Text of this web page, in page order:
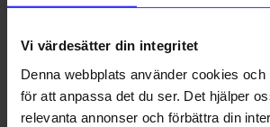
Vi värdesätter din integritet
Denna webbplats använder cookies och
för att anpassa det du ser. Det hjälper
relevanta annonser och förbättra din
Liknande